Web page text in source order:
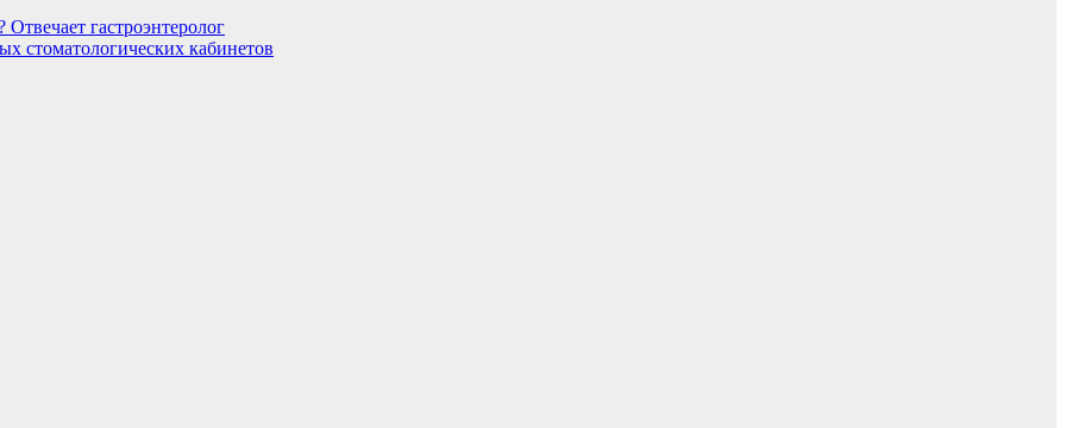
гастроэнтеролог
стоматологических кабинетов